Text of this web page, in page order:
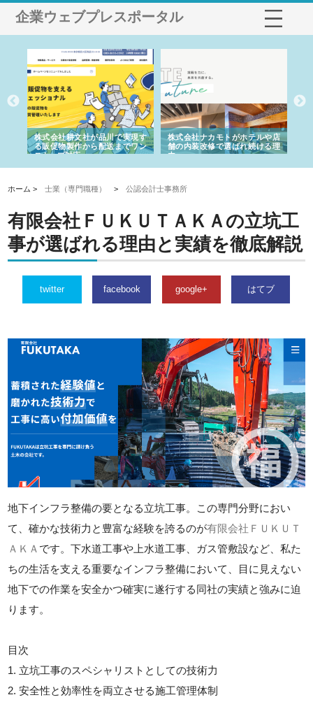
企業ウェブプレスポータル
株式会社耕文社が品川で実現す
る販促物製作から配送までワン
ストップ対応
株式会社ナカモトがホテルや店
舗の内装改修で選ばれ続ける理
由
ホーム >士業（専門職種） >公認会計士事務所
有限会社ＦＵＫＵＴＡＫＡの立坑工
事が選ばれる理由と実績を徹底解説
twitter facebook google+ はてブ
地下インフラ整備の要となる立坑工事。この専門分野におい
て、確かな技術力と豊富な経験を誇るのが有限会社ＦＵＫＵＴ
ＡＫＡ です。下水道工事や上水道工事、ガス管敷設など、私た
ちの生活を支える重要なインフラ整備において、目に見えない
地下での作業を安全かつ確実に遂行する同社の実績と強みに迫
ります。
目次
1. 立坑工事のスペシャリストとしての技術力
2. 安全性と効率性を両立させる施工管理体制